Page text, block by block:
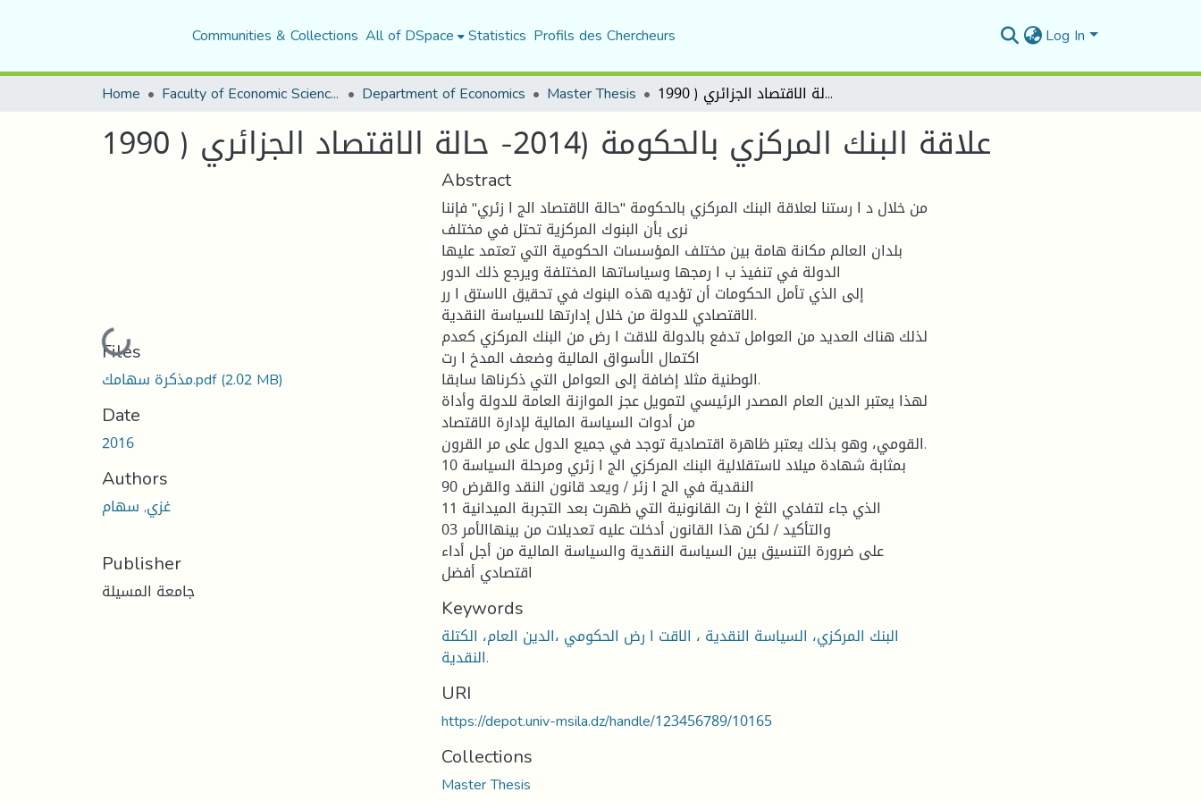
Communities & Collections All of DSpace Statistics Profils des Chercheurs Log In
Home Faculty of Economic Sciences, Commerce and Management Sciences Department of Economics Master Thesis علاقة البنك المركزي بالحكومة (2014- حالة الاقتصاد الجزائري ( 1990
علاقة البنك المركزي بالحكومة (2014- حالة الاقتصاد الجزائري ( 1990
Loading...
Files
مذكرة سهامك.pdf(2.02 MB)
Date
2016
Authors
غزي, سهام
Publisher
جامعة المسيلة
Abstract
من خلال د ا رستنا لعلاقة البنك المركزي بالحكومة "حالة الاقتصاد الج ا زئري" فإننا
نرى بأن البنوك المركزیة تحتل في مختلف
بلدان العالم مكانة هامة بین مختلف المؤسسات الحكومیة التي تعتمد علیها
الدولة في تنفیذ ب ا رمجها وسیاساتها المختلفة ویرجع ذلك الدور
إلى الذي تأمل الحكومات أن تؤدیه هذه البنوك في تحقیق الاستق ا رر
الاقتصادي للدولة من خلال إدارتها للسیاسة النقدیة.
لذلك هناك العدید من العوامل تدفع بالدولة للاقت ا رض من البنك المركزي كعدم
اكتمال الأسواق المالیة وضعف المدخ ا رت
الوطنیة مثلا إضافة إلى العوامل التي ذكرناها سابقا.
لهذا یعتبر الدین العام المصدر الرئیسي لتمویل عجز الموازنة العامة للدولة وأداة
من أدوات السیاسة المالیة لإدارة الاقتصاد
القومي، وهو بذلك یعتبر ظاهرة اقتصادیة توجد في جمیع الدول على مر القرون.
10 بمثابة شهادة میلاد لاستقلالیة البنك المركزي الج ا زئري ومرحلة السیاسة
النقدیة في الج ا زئر / ویعد قانون النقد والقرض 90
11 الذي جاء لتفادي الثغ ا رت القانونیة التي ظهرت بعد التجربة المیدانیة
والتأكید / لكن هذا القانون أدخلت علیه تعدیلات من بینهاالأمر 03
على ضرورة التنسیق بین السیاسة النقدیة والسیاسة المالیة من أجل أداء
اقتصادي أفضل
Keywords
البنك المركزي، السیاسة النقدیة ، الاقت ا رض الحكومي ،الدین العام، الكتلة
النقدیة.
URI
https://depot.univ-msila.dz/handle/123456789/10165
Collections
Master Thesis